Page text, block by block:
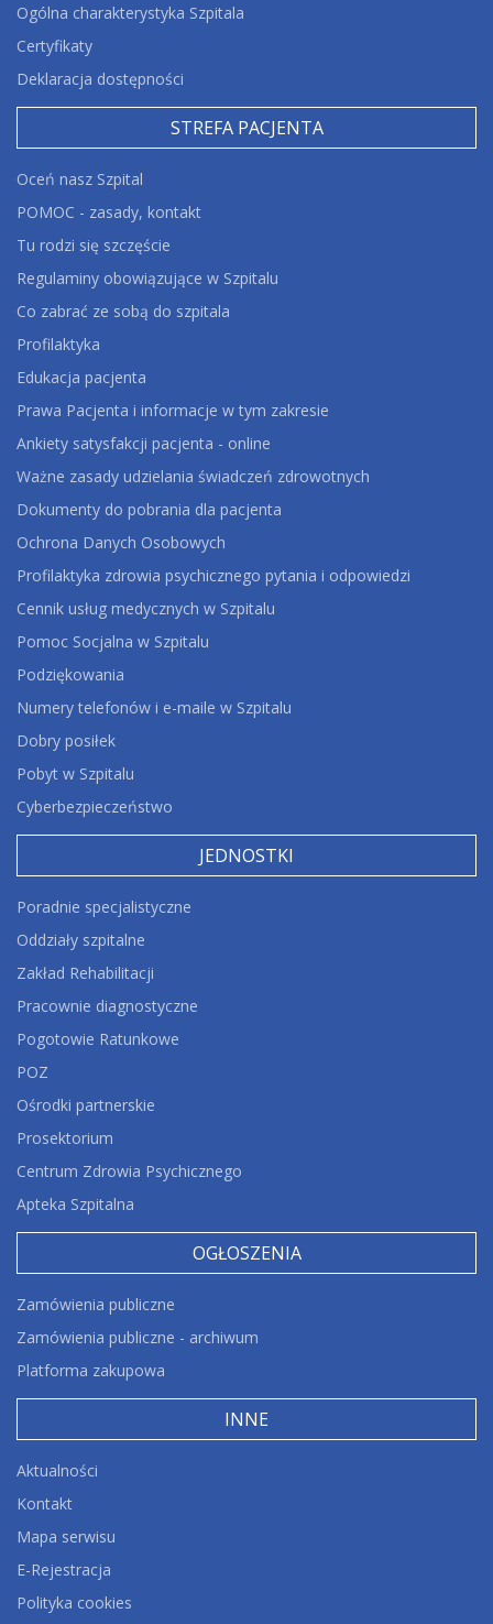
Ogólna charakterystyka Szpitala
Certyfikaty
Deklaracja dostępności
STREFA PACJENTA
Oceń nasz Szpital
POMOC - zasady, kontakt
Tu rodzi się szczęście
Regulaminy obowiązujące w Szpitalu
Co zabrać ze sobą do szpitala
Profilaktyka
Edukacja pacjenta
Prawa Pacjenta i informacje w tym zakresie
Ankiety satysfakcji pacjenta - online
Ważne zasady udzielania świadczeń zdrowotnych
Dokumenty do pobrania dla pacjenta
Ochrona Danych Osobowych
Profilaktyka zdrowia psychicznego pytania i odpowiedzi
Cennik usług medycznych w Szpitalu
Pomoc Socjalna w Szpitalu
Podziękowania
Numery telefonów i e-maile w Szpitalu
Dobry posiłek
Pobyt w Szpitalu
Cyberbezpieczeństwo
JEDNOSTKI
Poradnie specjalistyczne
Oddziały szpitalne
Zakład Rehabilitacji
Pracownie diagnostyczne
Pogotowie Ratunkowe
POZ
Ośrodki partnerskie
Prosektorium
Centrum Zdrowia Psychicznego
Apteka Szpitalna
OGŁOSZENIA
Zamówienia publiczne
Zamówienia publiczne - archiwum
Platforma zakupowa
INNE
Aktualności
Kontakt
Mapa serwisu
E-Rejestracja
Polityka cookies